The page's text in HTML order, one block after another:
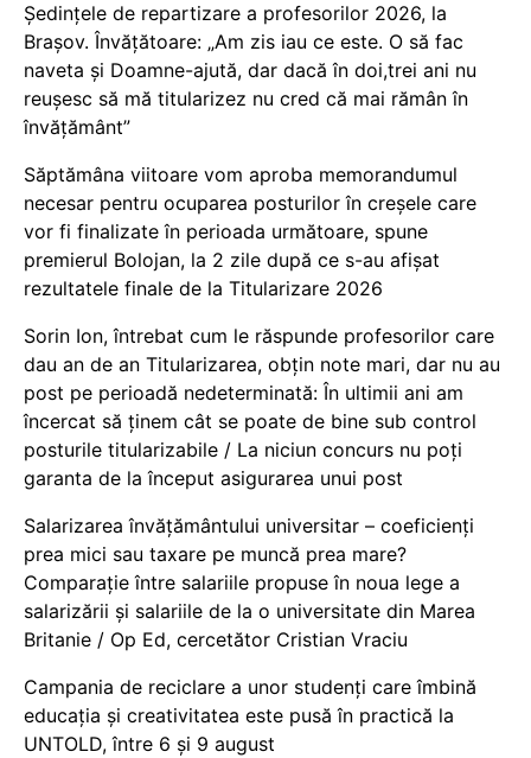
Ședințele de repartizare a profesorilor 2026, la
Brașov. Învățătoare: „Am zis iau ce este. O să fac
naveta și Doamne-ajută, dar dacă în doi,trei ani nu
reușesc să mă titularizez nu cred că mai rămân în
învățământ”
Săptămâna viitoare vom aproba memorandumul
necesar pentru ocuparea posturilor în creșele care
vor fi finalizate în perioada următoare, spune
premierul Bolojan, la 2 zile după ce s-au afișat
rezultatele finale de la Titularizare 2026
Sorin Ion, întrebat cum le răspunde profesorilor care
dau an de an Titularizarea, obțin note mari, dar nu au
post pe perioadă nedeterminată: În ultimii ani am
încercat să ținem cât se poate de bine sub control
posturile titularizabile / La niciun concurs nu poți
garanta de la început asigurarea unui post
Salarizarea învățământului universitar – coeficienți
prea mici sau taxare pe muncă prea mare?
Comparație între salariile propuse în noua lege a
salarizării și salariile de la o universitate din Marea
Britanie / Op Ed, cercetător Cristian Vraciu
Campania de reciclare a unor studenți care îmbină
educația și creativitatea este pusă în practică la
UNTOLD, între 6 și 9 august